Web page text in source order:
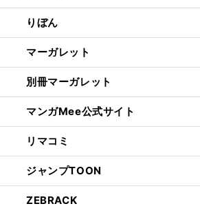
りぼん
マーガレット
別冊マーガレット
マンガMee公式サイト
リマコミ
ジャンプTOON
ZEBRACK